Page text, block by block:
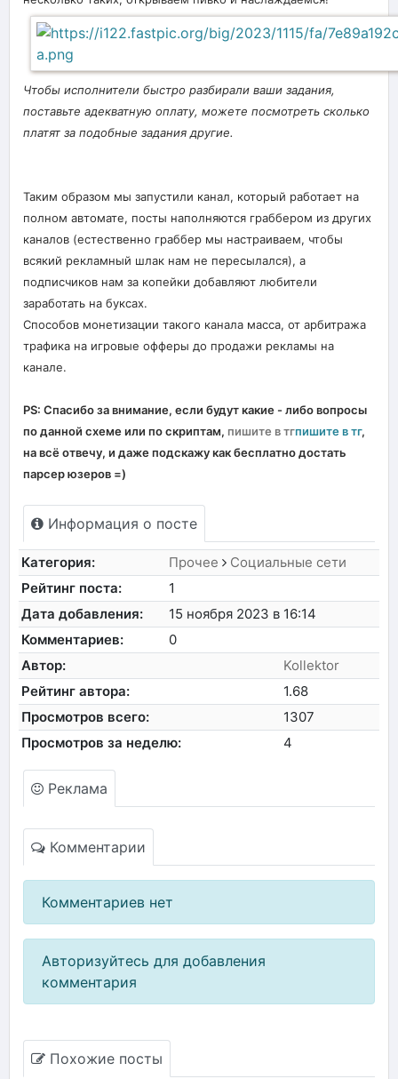
Чтобы исполнители быстро разбирали ваши задания,
поставьте адекватную оплату, можете посмотреть сколько
платят за подобные задания другие.
Таким образом мы запустили канал, который работает на
полном автомате, посты наполняются граббером из других
каналов (естественно граббер мы настраиваем, чтобы
всякий рекламный шлак нам не пересылался), а
подписчиков нам за копейки добавляют любители
заработать на буксах.
Способов монетизации такого канала масса, от арбитража
трафика на игровые офферы до продажи рекламы на
канале.
PS: Спасибо за внимание, если будут какие - либо вопросы
по данной схеме или по скриптам, пишите в тгпишите в тг,
на всё отвечу, и даже подскажу как бесплатно достать
парсер юзеров =)
Информация о посте
Категория: Прочее
Социальные сети
Рейтинг поста:
1
Дата добавления:
15 ноября 2023 в 16:14
Комментариев:
0
Автор:
Kollektor
Рейтинг автора:
1.68
Просмотров всего:
1307
Просмотров за неделю:
4
Реклама
Комментарии
Комментариев нет
Авторизуйтесь для добавления
комментария
Похожие посты